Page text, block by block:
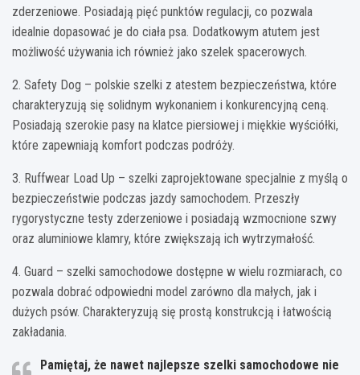
zderzeniowe. Posiadają pięć punktów regulacji, co pozwala
idealnie dopasować je do ciała psa. Dodatkowym atutem jest
możliwość używania ich również jako szelek spacerowych.
2. Safety Dog – polskie szelki z atestem bezpieczeństwa, które
charakteryzują się solidnym wykonaniem i konkurencyjną ceną.
Posiadają szerokie pasy na klatce piersiowej i miękkie wyściółki,
które zapewniają komfort podczas podróży.
3. Ruffwear Load Up – szelki zaprojektowane specjalnie z myślą o
bezpieczeństwie podczas jazdy samochodem. Przeszły
rygorystyczne testy zderzeniowe i posiadają wzmocnione szwy
oraz aluminiowe klamry, które zwiększają ich wytrzymałość.
4. Guard – szelki samochodowe dostępne w wielu rozmiarach, co
pozwala dobrać odpowiedni model zarówno dla małych, jak i
dużych psów. Charakteryzują się prostą konstrukcją i łatwością
zakładania.
Pamiętaj, że nawet najlepsze szelki samochodowe nie